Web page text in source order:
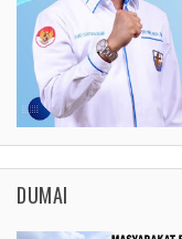
DUMAI